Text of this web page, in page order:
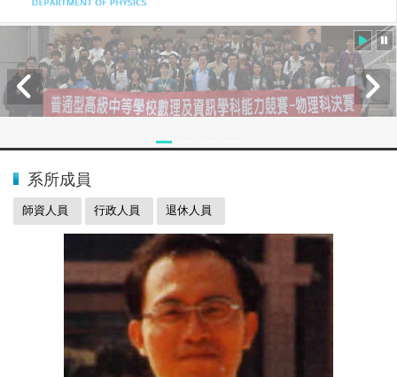
系所成員
師資人員 行政人員 退休人員